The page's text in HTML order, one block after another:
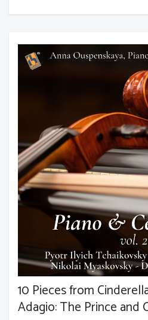
10 Pieces from
Adagio: The Prince and